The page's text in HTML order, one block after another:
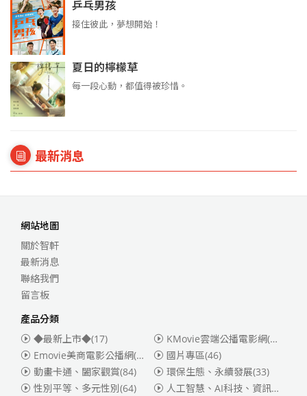
乒乓男孩
接住彼此，夢想開始！
夏日的檸檬草
每一段心動，都值得被珍惜。
最新消息
網站地圖
關於智軒
最新消息
聯絡我們
留言板
產品分類
◆最新上市◆(17)
KMovie雲端公播電影網(迪士尼、福斯、索尼)
Emovie美商電影公播網(華納)
(186)
國片專區(46)
動畫卡通、闔家觀賞(84) 環保生態、永續發展(33)
性別平等、多元性別(64) 人工智慧、AI科技、資訊安全